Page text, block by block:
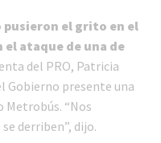
el grito en el
ataque de una de
del PRO, Patricia
Gobierno presente una
Metrobús. “Nos
derriben”, dijo.